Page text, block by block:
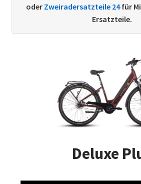
Datenschutzerklärung von
oder Zweiradersatzteile 24für
Ersatzteile.
Deluxe